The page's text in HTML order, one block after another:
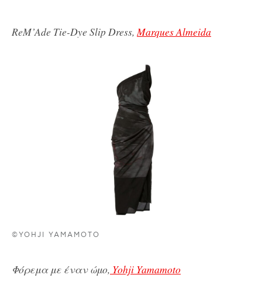
ReM’Ade Tie-Dye Slip Dress,Marques Almeida
©YOHJI YAMAMOTO
Φόρεμα με έναν ώμο, Yohji Yamamoto